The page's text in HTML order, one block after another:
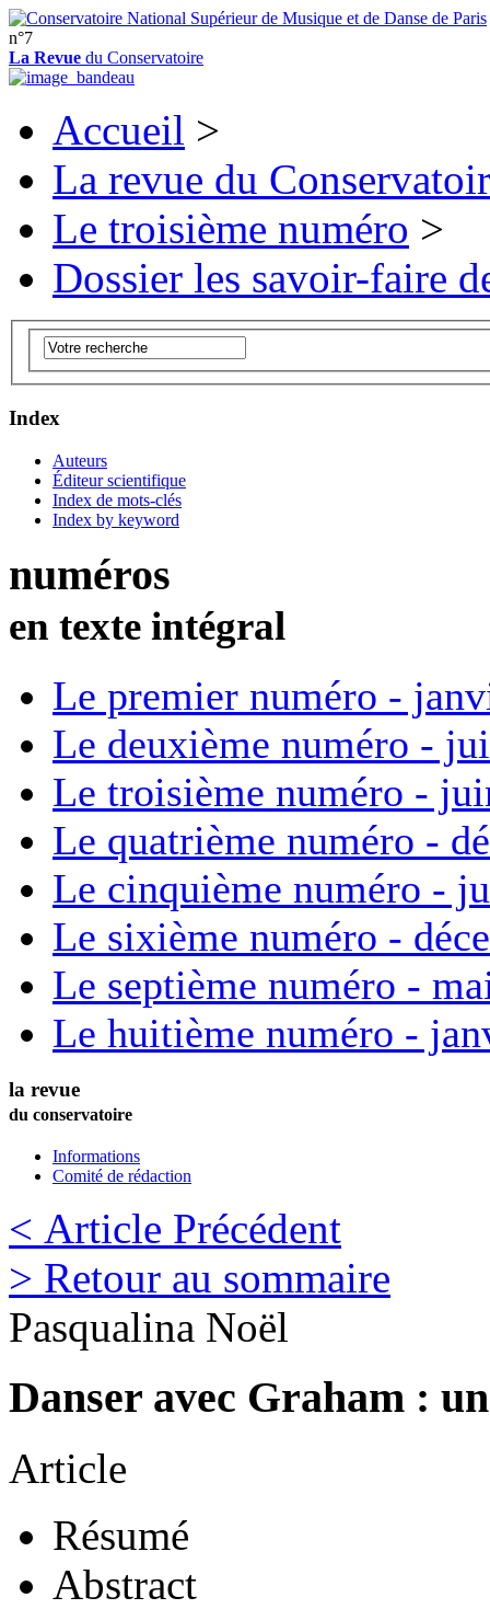
n°7
La Revue du Conservatoire
Accueil >
La revue du
Le troisième numéro >
Dossier les savoir-faire
Index
Auteurs
Éditeur scientifique
Index de mots-clés
Index by keyword
numéros
en texte intégral
Le premier numéro -
Le deuxième numéro -
Le troisième numéro -
Le quatrième numéro -
Le cinquième numéro -
Le sixième numéro -
Le septième numéro -
Le huitième numéro -
la revue
du conservatoire
Informations
Comité de rédaction
< Article Précédent
> Retour au sommaire
Pasqualina Noël
Danser avec Graham :
Article
Résumé
Abstract